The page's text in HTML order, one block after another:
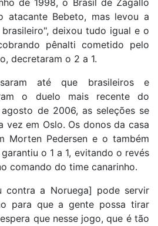
de 1998, o Brasil de Zagallo
atacante Bebeto, mas levou a
deixou tudo igual e o
pênalti cometido pelo
decretaram o 2 a 1.
até que brasileiros e
o duelo mais recente do
de 2006, as seleções se
vez em Oslo. Os donos da casa
Morten Pedersen e o também
o 1 a 1, evitando o revés
comando do time canarinho.
contra a Noruega] pode servir
para que a gente possa tirar
que nesse jogo, que é tão